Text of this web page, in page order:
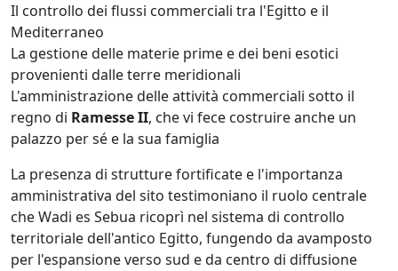
Il controllo dei flussi commerciali tra l'Egitto e il
Mediterraneo
La gestione delle materie prime e dei beni esotici
provenienti dalle terre meridionali
L'amministrazione delle attività commerciali sotto il
regno di Ramesse II, che vi fece costruire anche un
palazzo per sé e la sua famiglia
La presenza di strutture fortificate e l'importanza
amministrativa del sito testimoniano il ruolo centrale
che Wadi es Sebua ricoprì nel sistema di controllo
territoriale dell'antico Egitto, fungendo da avamposto
per l'espansione verso sud e da centro di diffusione